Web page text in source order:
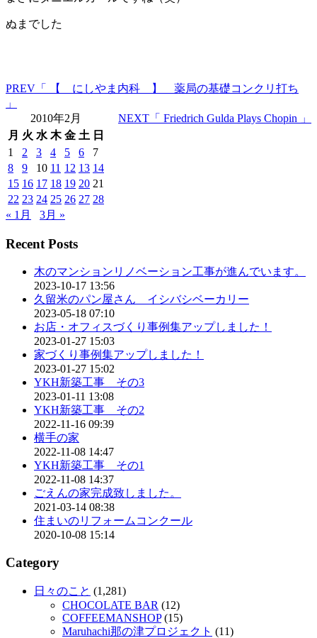
ぬまでした
PREV 「 【 にしやま内科 】 薬局の基礎コンクリ打ち
」
NEXT 「 Friedrich Gulda Plays Chopin 」
2010年2月
月 火 水 木 金 土 日
1
2 3 4 5 6
7
8
9 10 11 12 13 14
15 16 17 18 19 20 21
22 23 24 25 26 27 28
« 1月
3月 »
Recent Posts
木のマンションリノベーション工事が進んでいます。
2023-10-17 13:56
久留米のパン屋さん イシバシベーカリー
2023-05-18 07:10
お店・オフィスづくり事例集アップしました！
2023-01-27 15:03
家づくり事例集アップしました！
2023-01-27 15:02
YKH新築工事 その3
2023-01-11 13:08
YKH新築工事 その2
2022-11-16 09:39
横手の家
2022-11-08 14:47
YKH新築工事 その1
2022-11-08 14:37
ごえんの家完成致しました。
2021-03-14 08:38
住まいのリフォームコンクール
2020-10-08 15:14
Category
日々のこと (1,281)
CHOCOLATE BAR (12)
COFFEEMANSHOP(15)
Maruhachi那の津プロジェクト (11)